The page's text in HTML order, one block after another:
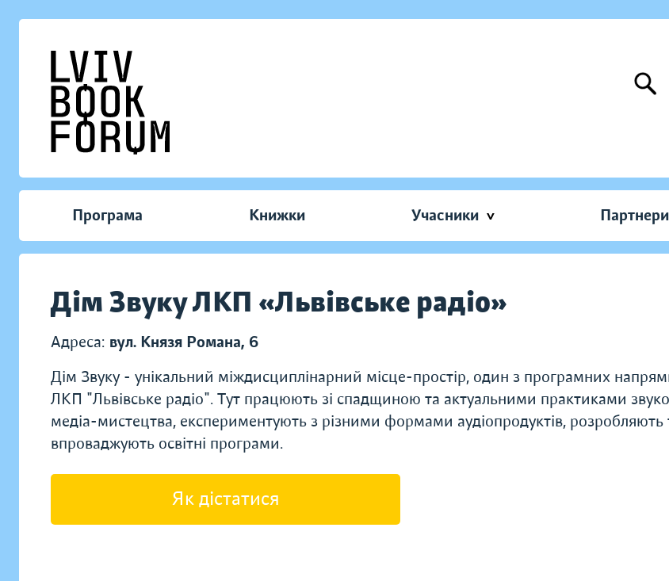
Програма Книжки Учасники Партнери
Дім Звуку ЛКП «Львівське радіо»
Адреса: вул. Князя Романа, 6
Дім Звуку - унікальний міждисциплінарний місце-простір, один з програмних
ЛКП "Львівське радіо". Тут працюють зі спадщиною та актуальними практиками
медіа-мистецтва, експериментують з різними формами аудіопродуктів, розробляють
впроваджують освітні програми.
Як дістатися